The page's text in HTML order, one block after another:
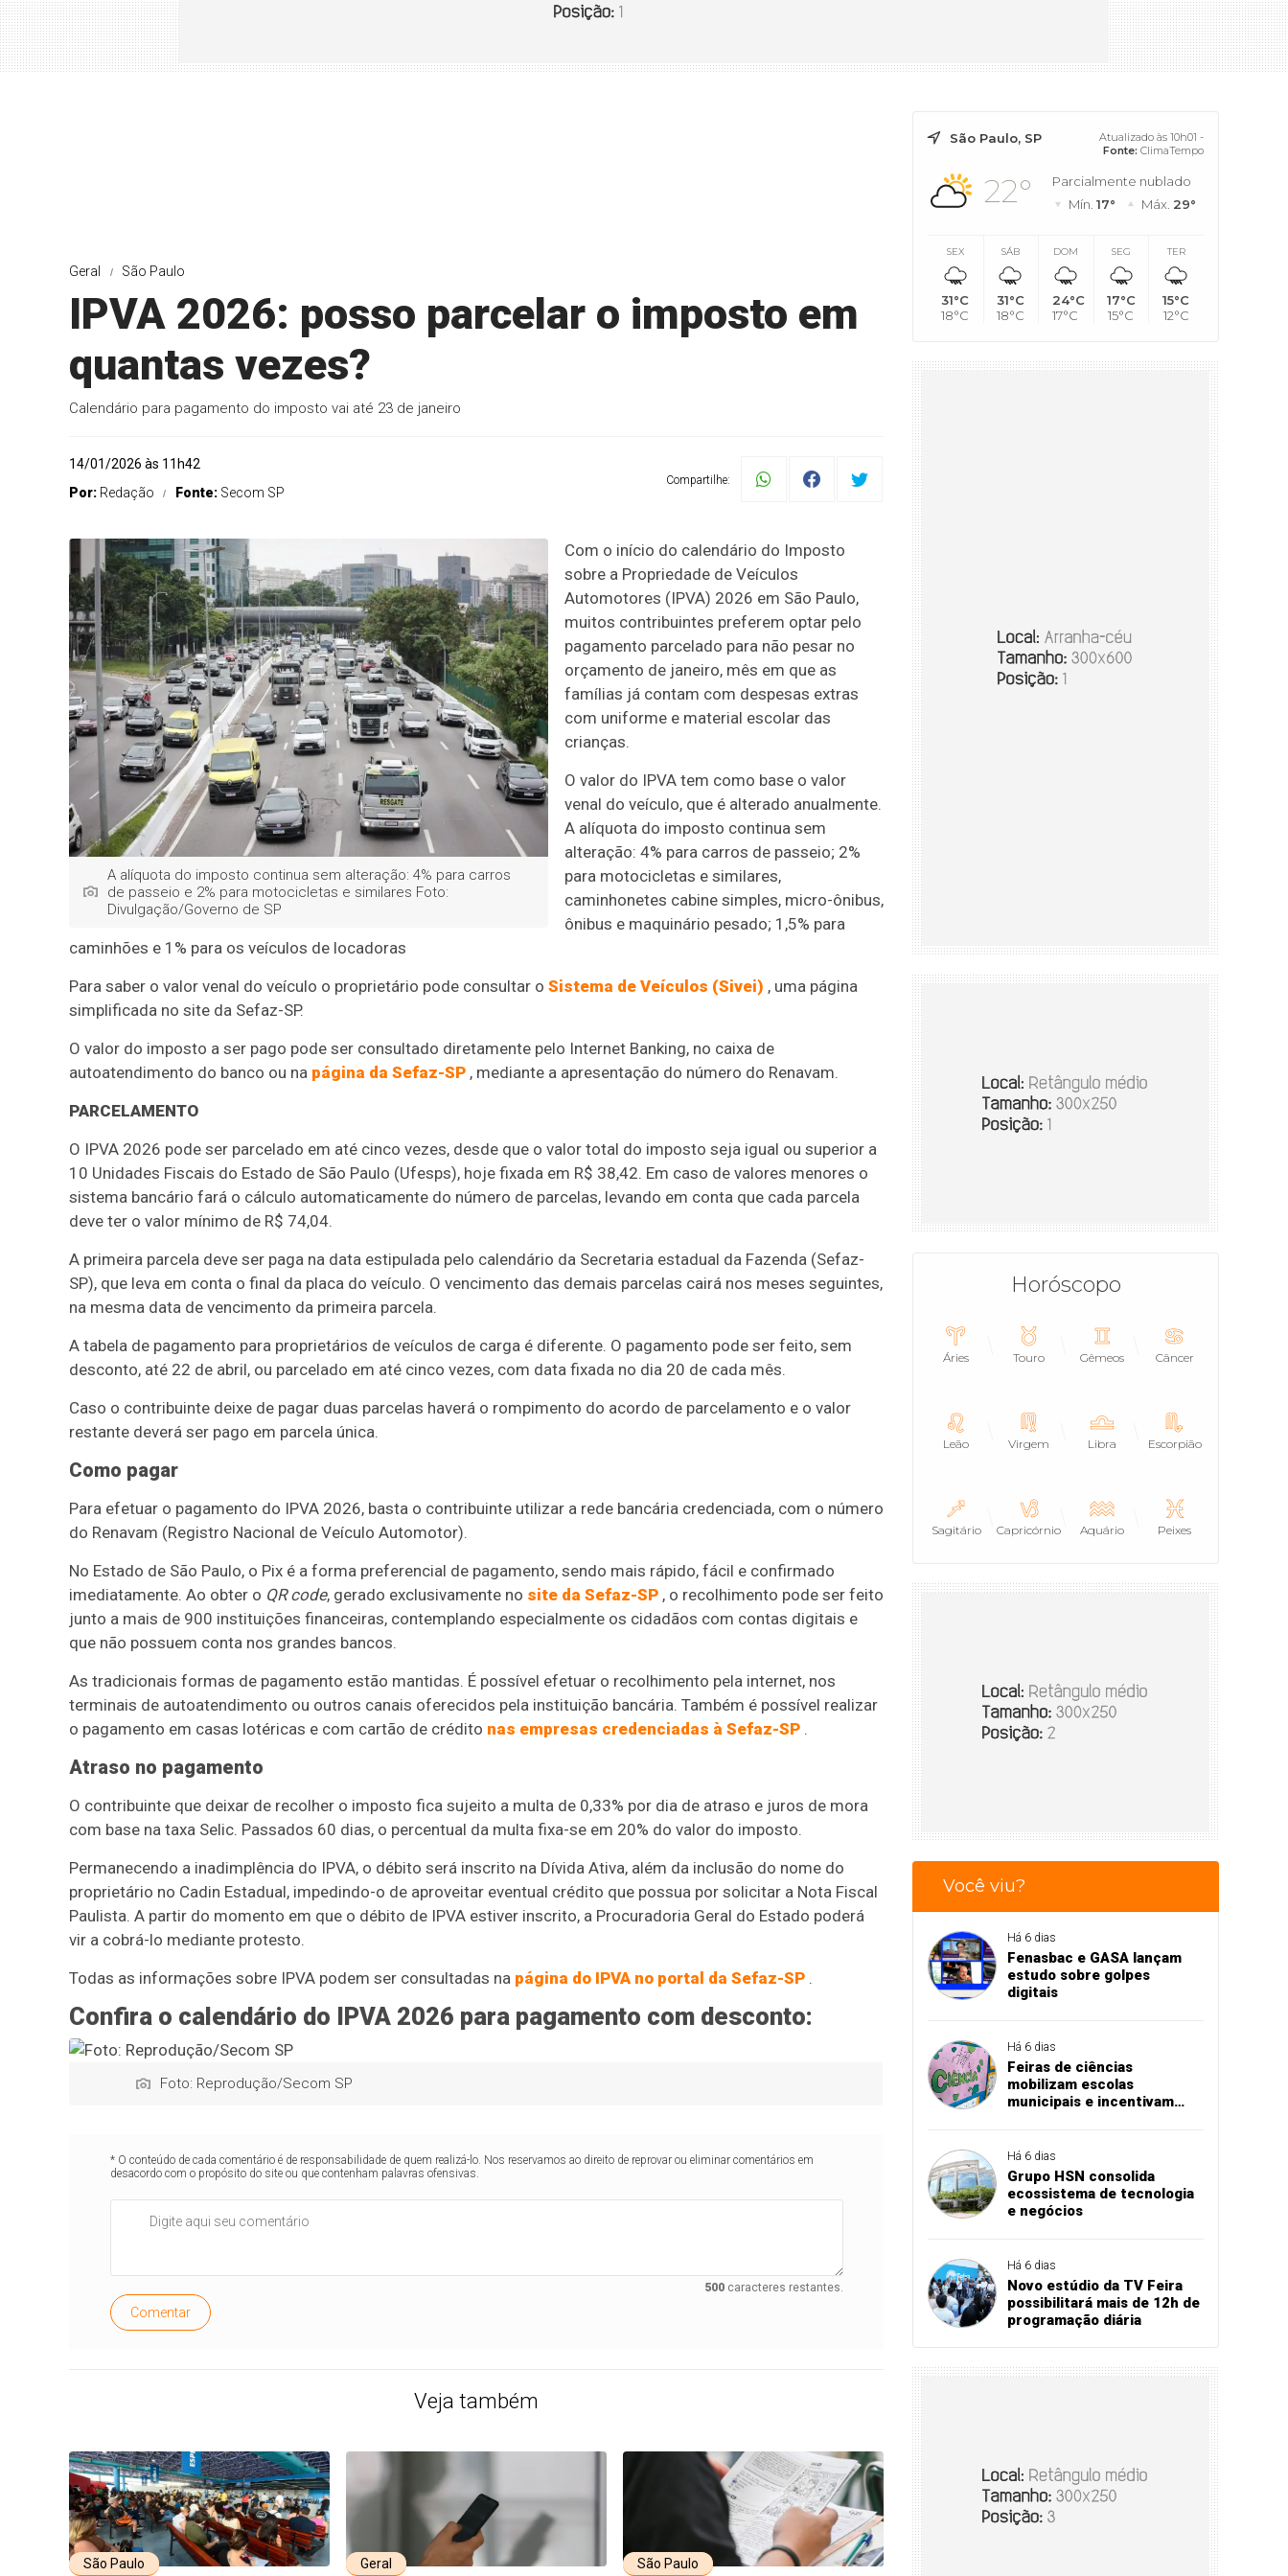
Geral São Paulo
IPVA 2026: posso parcelar o imposto em
quantas vezes?
Calendário para pagamento do imposto vai até 23 de janeiro
14/01/2026 às 11h42
Por: Redação Fonte: Secom SP
Compartilhe:
A alíquota do imposto continua sem alteração: 4% para carros
de passeio e 2% para motocicletas e similares Foto:
Divulgação/Governo de SP
Com o início do calendário do Imposto
sobre a Propriedade de Veículos
Automotores (IPVA) 2026 em São Paulo,
muitos contribuintes preferem optar pelo
pagamento parcelado para não pesar no
orçamento de janeiro, mês em que as
famílias já contam com despesas extras
com uniforme e material escolar das
crianças.
O valor do IPVA tem como base o valor
venal do veículo, que é alterado anualmente.
A alíquota do imposto continua sem
alteração: 4% para carros de passeio; 2%
para motocicletas e similares,
caminhonetes cabine simples, micro-ônibus,
ônibus e maquinário pesado; 1,5% para
caminhões e 1% para os veículos de locadoras
Para saber o valor venal do veículo o proprietário pode consultar o Sistema de Veículos (Sivei) , uma página
simplificada no site da Sefaz-SP.
O valor do imposto a ser pago pode ser consultado diretamente pelo Internet Banking, no caixa de
autoatendimento do banco ou na página da Sefaz-SP , mediante a apresentação do número do Renavam.
PARCELAMENTO
O IPVA 2026 pode ser parcelado em até cinco vezes, desde que o valor total do imposto seja igual ou superior a
10 Unidades Fiscais do Estado de São Paulo (Ufesps), hoje fixada em R$ 38,42. Em caso de valores menores o
sistema bancário fará o cálculo automaticamente do número de parcelas, levando em conta que cada parcela
deve ter o valor mínimo de R$ 74,04.
A primeira parcela deve ser paga na data estipulada pelo calendário da Secretaria estadual da Fazenda (Sefaz-
SP), que leva em conta o final da placa do veículo. O vencimento das demais parcelas cairá nos meses seguintes,
na mesma data de vencimento da primeira parcela.
A tabela de pagamento para proprietários de veículos de carga é diferente. O pagamento pode ser feito, sem
desconto, até 22 de abril, ou parcelado em até cinco vezes, com data fixada no dia 20 de cada mês.
Caso o contribuinte deixe de pagar duas parcelas haverá o rompimento do acordo de parcelamento e o valor
restante deverá ser pago em parcela única.
Como pagar
Para efetuar o pagamento do IPVA 2026, basta o contribuinte utilizar a rede bancária credenciada, com o número
do Renavam (Registro Nacional de Veículo Automotor).
No Estado de São Paulo, o Pix é a forma preferencial de pagamento, sendo mais rápido, fácil e confirmado
imediatamente. Ao obter o QR code, gerado exclusivamente no site da Sefaz-SP , o recolhimento pode ser feito
junto a mais de 900 instituições financeiras, contemplando especialmente os cidadãos com contas digitais e
que não possuem conta nos grandes bancos.
As tradicionais formas de pagamento estão mantidas. É possível efetuar o recolhimento pela internet, nos
terminais de autoatendimento ou outros canais oferecidos pela instituição bancária. Também é possível realizar
o pagamento em casas lotéricas e com cartão de crédito nas empresas credenciadas à Sefaz-SP .
Atraso no pagamento
O contribuinte que deixar de recolher o imposto fica sujeito a multa de 0,33% por dia de atraso e juros de mora
com base na taxa Selic. Passados 60 dias, o percentual da multa fixa-se em 20% do valor do imposto.
Permanecendo a inadimplência do IPVA, o débito será inscrito na Dívida Ativa, além da inclusão do nome do
proprietário no Cadin Estadual, impedindo-o de aproveitar eventual crédito que possua por solicitar a Nota Fiscal
Paulista. A partir do momento em que o débito de IPVA estiver inscrito, a Procuradoria Geral do Estado poderá
vir a cobrá-lo mediante protesto.
Todas as informações sobre IPVA podem ser consultadas na página do IPVA no portal da Sefaz-SP .
Confira o calendário do IPVA 2026 para pagamento com desconto:
Foto: Reprodução/Secom SP
* O conteúdo de cada comentário é de responsabilidade de quem realizá-lo. Nos reservamos ao direito de reprovar ou eliminar comentários em
desacordo com o propósito do site ou que contenham palavras ofensivas.
500caracteres restantes.
Comentar
Veja também
São Paulo Geral São Paulo
São Paulo, SP
Atualizado às 10h01 -
Fonte: ClimaTempo
22°
Parcialmente nublado
Mín. 17° Máx. 29°
SEX
31°C
18°C
SÁB
31°C
18°C
DOM
24°C
17°C
SEG
17°C
15°C
TER
15°C
12°C
Horóscopo
Áries Touro Gêmeos Câncer
Leão Virgem Libra Escorpião
Sagitário Capricórnio Aquário Peixes
Você viu?
Há 6 dias
Fenasbac e GASA lançam
estudo sobre golpes
digitais
Há 6 dias
Feiras de ciências
mobilizam escolas
municipais e incentivam
Há 6 dias
Grupo HSN consolida
ecossistema de tecnologia
e negócios
Há 6 dias
Novo estúdio da TV Feira
possibilitará mais de 12h de
programação diária